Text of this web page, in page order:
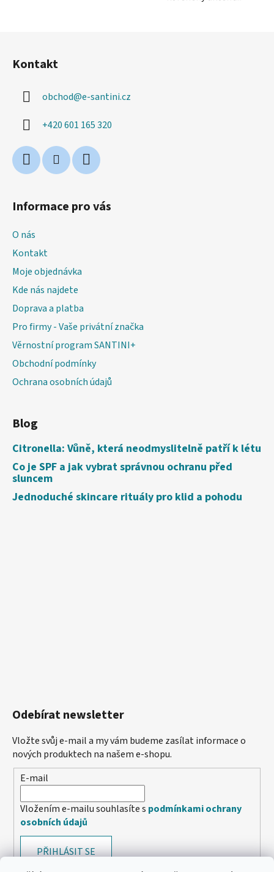
Kontakt
obchod@e-santini.cz
+420 601 165 320
Informace pro vás
O nás
Kontakt
Moje objednávka
Kde nás najdete
Doprava a platba
Pro firmy - Vaše privátní značka
Věrnostní program SANTINI+
Obchodní podmínky
Ochrana osobních údajů
Blog
Citronella: Vůně, která neodmyslitelně patří k létu
Co je SPF a jak vybrat správnou ochranu před
sluncem
Jednoduché skincare rituály pro klid a pohodu
Odebírat newsletter
Vložte svůj e-mail a my vám budeme zasílat informace o
nových produktech na našem e-shopu.
E-mail
Vložením e-mailu souhlasíte s podmínkami ochrany
osobních údajů
PŘIHLÁSIT SE